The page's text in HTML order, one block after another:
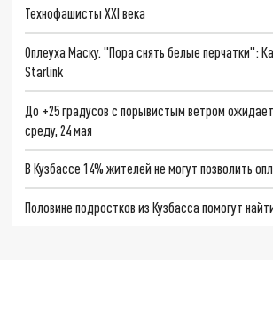
Технофашисты XXI века
Оплеуха Маску. "Пора снять белые перчатки":
Starlink
До +25 градусов с порывистым ветром
среду, 24 мая
В Кузбассе 14% жителей не могут позволить
Половине подростков из Кузбасса помогут